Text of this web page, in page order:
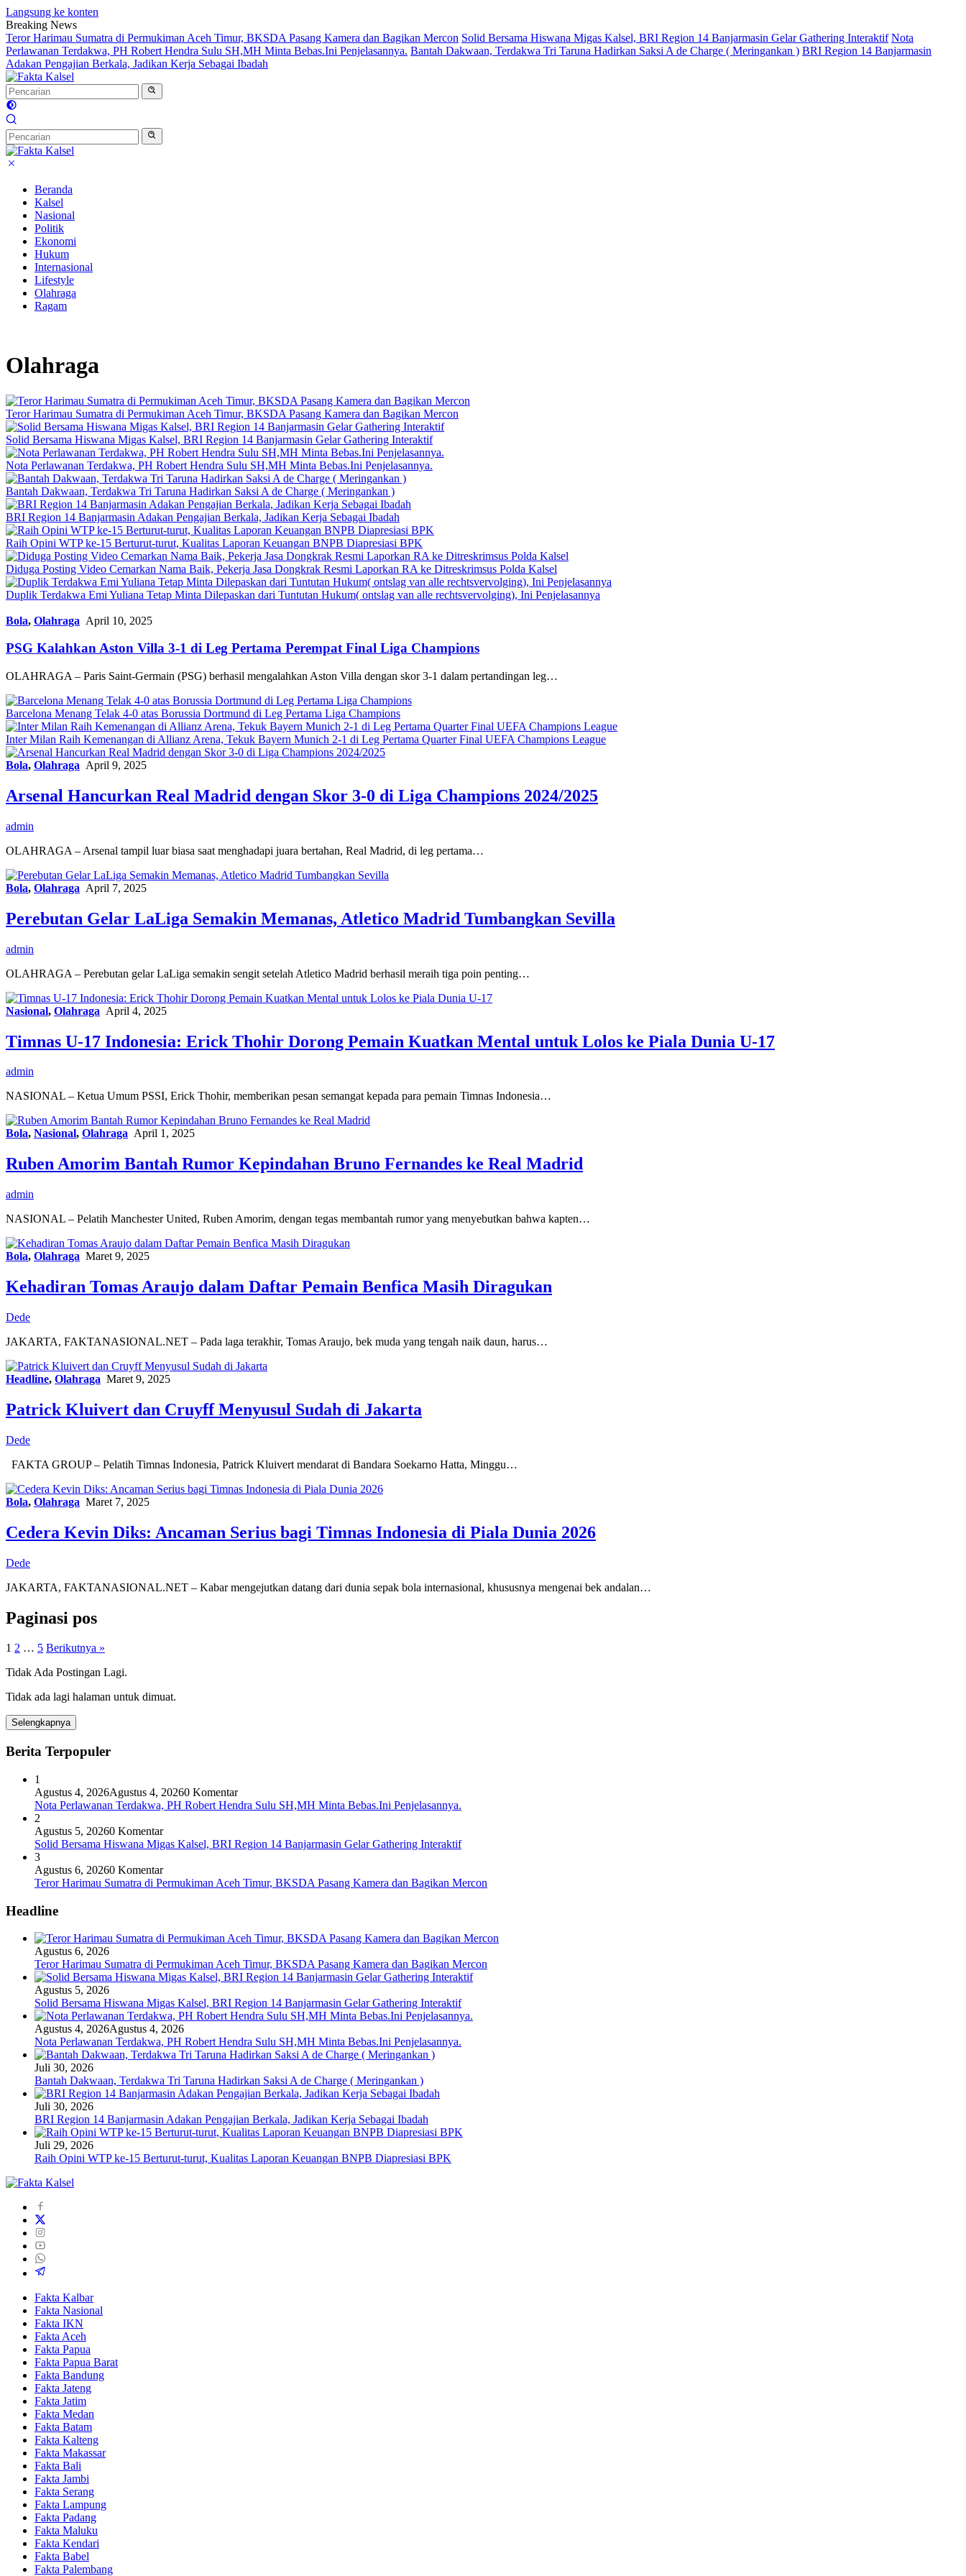
Langsung ke konten
Breaking News
Teror Harimau Sumatra di Permukiman Aceh Timur, BKSDA Pasang Kamera dan Bagikan Mercon Solid Bersama Hiswana Migas Kalsel, BRI Region 14 Banjarmasin Gelar Gathering Interaktif Nota
Perlawanan Terdakwa, PH Robert Hendra Sulu SH,MH Minta Bebas.Ini Penjelasannya. Bantah Dakwaan, Terdakwa Tri Taruna Hadirkan Saksi A de Charge ( Meringankan ) BRI Region 14 Banjarmasin
Adakan Pengajian Berkala, Jadikan Kerja Sebagai Ibadah
Beranda
Kalsel
Nasional
Politik
Ekonomi
Hukum
Internasional
Lifestyle
Olahraga
Ragam
Olahraga
Teror Harimau Sumatra di Permukiman Aceh Timur, BKSDA Pasang Kamera dan Bagikan Mercon
Solid Bersama Hiswana Migas Kalsel, BRI Region 14 Banjarmasin Gelar Gathering Interaktif
Nota Perlawanan Terdakwa, PH Robert Hendra Sulu SH,MH Minta Bebas.Ini Penjelasannya.
Bantah Dakwaan, Terdakwa Tri Taruna Hadirkan Saksi A de Charge ( Meringankan )
BRI Region 14 Banjarmasin Adakan Pengajian Berkala, Jadikan Kerja Sebagai Ibadah
Raih Opini WTP ke-15 Berturut-turut, Kualitas Laporan Keuangan BNPB Diapresiasi BPK
Diduga Posting Video Cemarkan Nama Baik, Pekerja Jasa Dongkrak Resmi Laporkan RA ke Ditreskrimsus Polda Kalsel
Duplik Terdakwa Emi Yuliana Tetap Minta Dilepaskan dari Tuntutan Hukum( ontslag van alle rechtsvervolging), Ini Penjelasannya
Bola, Olahraga April 10, 2025
PSG Kalahkan Aston Villa 3-1 di Leg Pertama Perempat Final Liga Champions
OLAHRAGA – Paris Saint-Germain (PSG) berhasil mengalahkan Aston Villa dengan skor 3-1 dalam pertandingan leg…
Barcelona Menang Telak 4-0 atas Borussia Dortmund di Leg Pertama Liga Champions
Inter Milan Raih Kemenangan di Allianz Arena, Tekuk Bayern Munich 2-1 di Leg Pertama Quarter Final UEFA Champions League
Bola, Olahraga April 9, 2025
Arsenal Hancurkan Real Madrid dengan Skor 3-0 di Liga Champions 2024/2025
admin
OLAHRAGA – Arsenal tampil luar biasa saat menghadapi juara bertahan, Real Madrid, di leg pertama…
Bola, Olahraga April 7, 2025
Perebutan Gelar LaLiga Semakin Memanas, Atletico Madrid Tumbangkan Sevilla
admin
OLAHRAGA – Perebutan gelar LaLiga semakin sengit setelah Atletico Madrid berhasil meraih tiga poin penting…
Nasional, Olahraga April 4, 2025
Timnas U-17 Indonesia: Erick Thohir Dorong Pemain Kuatkan Mental untuk Lolos ke Piala Dunia U-17
admin
NASIONAL – Ketua Umum PSSI, Erick Thohir, memberikan pesan semangat kepada para pemain Timnas Indonesia…
Bola, Nasional, Olahraga April 1, 2025
Ruben Amorim Bantah Rumor Kepindahan Bruno Fernandes ke Real Madrid
admin
NASIONAL – Pelatih Manchester United, Ruben Amorim, dengan tegas membantah rumor yang menyebutkan bahwa kapten…
Bola, Olahraga Maret 9, 2025
Kehadiran Tomas Araujo dalam Daftar Pemain Benfica Masih Diragukan
Dede
JAKARTA, FAKTANASIONAL.NET – Pada laga terakhir, Tomas Araujo, bek muda yang tengah naik daun, harus…
Headline, Olahraga Maret 9, 2025
Patrick Kluivert dan Cruyff Menyusul Sudah di Jakarta
Dede
FAKTA GROUP – Pelatih Timnas Indonesia, Patrick Kluivert mendarat di Bandara Soekarno Hatta, Minggu…
Bola, Olahraga Maret 7, 2025
Cedera Kevin Diks: Ancaman Serius bagi Timnas Indonesia di Piala Dunia 2026
Dede
JAKARTA, FAKTANASIONAL.NET – Kabar mengejutkan datang dari dunia sepak bola internasional, khususnya mengenai bek andalan…
Paginasi pos
1 2 … 5 Berikutnya »
Tidak Ada Postingan Lagi.
Tidak ada lagi halaman untuk dimuat.
Selengkapnya
Berita Terpopuler
1
Agustus 4, 2026Agustus 4, 20260 Komentar
Nota Perlawanan Terdakwa, PH Robert Hendra Sulu SH,MH Minta Bebas.Ini Penjelasannya.
2
Agustus 5, 20260 Komentar
Solid Bersama Hiswana Migas Kalsel, BRI Region 14 Banjarmasin Gelar Gathering Interaktif
3
Agustus 6, 20260 Komentar
Teror Harimau Sumatra di Permukiman Aceh Timur, BKSDA Pasang Kamera dan Bagikan Mercon
Headline
Agustus 6, 2026
Teror Harimau Sumatra di Permukiman Aceh Timur, BKSDA Pasang Kamera dan Bagikan Mercon
Agustus 5, 2026
Solid Bersama Hiswana Migas Kalsel, BRI Region 14 Banjarmasin Gelar Gathering Interaktif
Agustus 4, 2026Agustus 4, 2026
Nota Perlawanan Terdakwa, PH Robert Hendra Sulu SH,MH Minta Bebas.Ini Penjelasannya.
Juli 30, 2026
Bantah Dakwaan, Terdakwa Tri Taruna Hadirkan Saksi A de Charge ( Meringankan )
Juli 30, 2026
BRI Region 14 Banjarmasin Adakan Pengajian Berkala, Jadikan Kerja Sebagai Ibadah
Juli 29, 2026
Raih Opini WTP ke-15 Berturut-turut, Kualitas Laporan Keuangan BNPB Diapresiasi BPK
Fakta Kalbar
Fakta Nasional
Fakta IKN
Fakta Aceh
Fakta Papua
Fakta Papua Barat
Fakta Bandung
Fakta Jateng
Fakta Jatim
Fakta Medan
Fakta Batam
Fakta Kalteng
Fakta Makassar
Fakta Bali
Fakta Jambi
Fakta Serang
Fakta Lampung
Fakta Padang
Fakta Maluku
Fakta Kendari
Fakta Babel
Fakta Palembang